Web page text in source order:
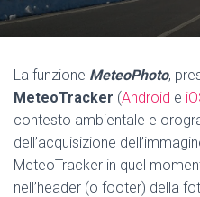
La funzione MeteoPhoto,
MeteoTracker (Android e
contesto ambientale e
dell’acquisizione
MeteoTracker in quel
nell’header (o footer) della